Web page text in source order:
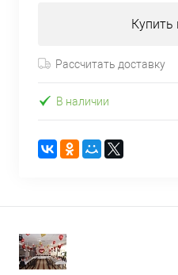
Купить
Рассчитать доставку
В наличии